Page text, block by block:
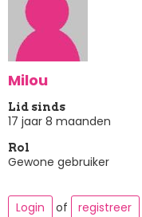
Milou
Lid sinds
17 jaar 8 maanden
Rol
Gewone gebruiker
Login of registreer